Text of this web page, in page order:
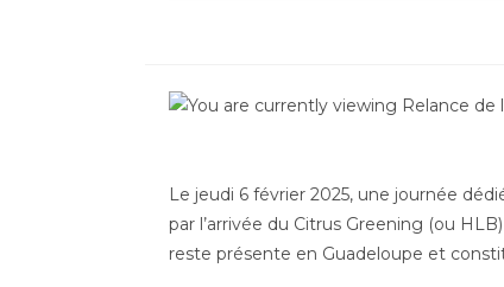
Le jeudi 6 février 2025, une journée
par l’arrivée du Citrus Greening (ou
reste présente en Guadeloupe et